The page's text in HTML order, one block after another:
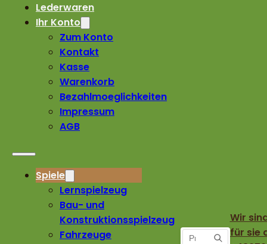
Lederwaren
Ihr Konto
Zum Konto
Kontakt
Kasse
Warenkorb
Bezahlmoeglichkeiten
Impressum
AGB
Spiele
Lernspielzeug
Bau- und
Konstruktionsspielzeug
Fahrzeuge
Wir
für sie